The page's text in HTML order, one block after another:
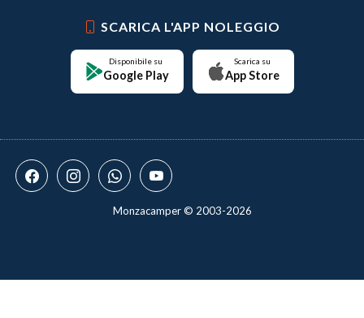
SCARICA L'APP NOLEGGIO
Disponibile su
Google Play
Scarica su
App Store
Monzacamper © 2003-2026